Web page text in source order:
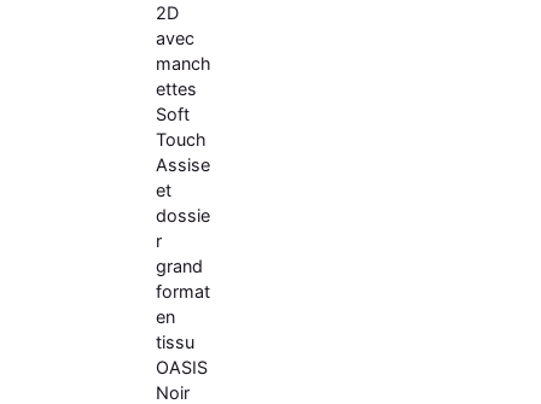
2D
avec
manch
ettes
Soft
Touch
Assise
et
dossie
r
grand
format
en
tissu
OASIS
Noir